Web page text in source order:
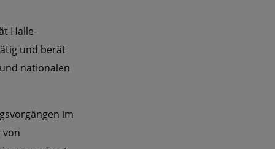
Halle-
und berät
nationalen
im
von